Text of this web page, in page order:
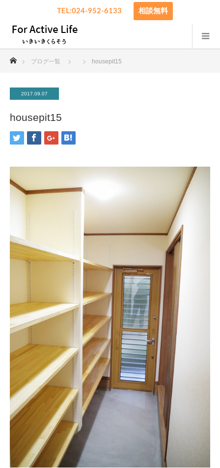
TEL:024-952-6133 相談無料
ブログ一覧 housepit15
2017.09.07
housepit15